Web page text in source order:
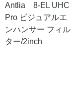
Antlia 8-EL UHC
Pro ビジュアルエ
ンハンサー フィル
ター/2inch